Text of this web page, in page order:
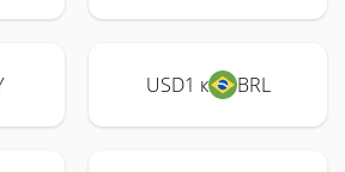
USD1 к BRL